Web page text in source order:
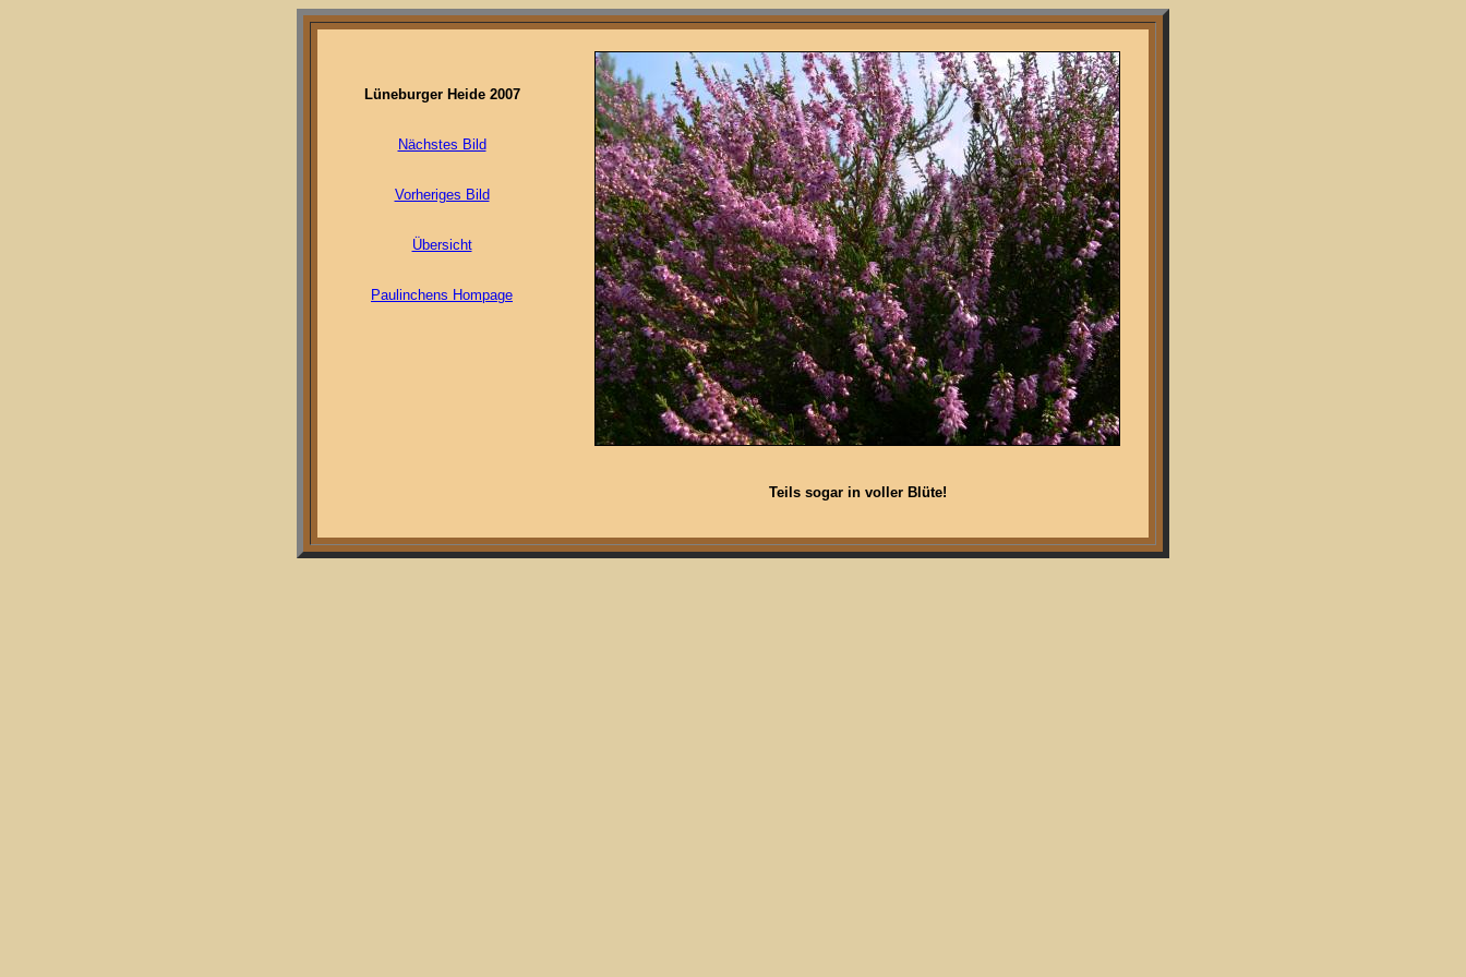
Lüneburger Heide 2007
Nächstes Bild
Vorheriges Bild
Übersicht
Paulinchens Hompage
Teils sogar in voller Blüte!